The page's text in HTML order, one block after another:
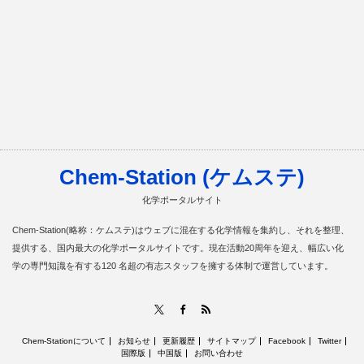
Chem-Station (ケムステ)
化学ポータルサイト
Chem-Station(略称：ケムステ)はウェブに混在する化学情報を集約し、それを整理、
提供する、国内最大の化学ポータルサイトです。現在活動20周年を迎え、幅広い化
学の専門知識を有する120 名超の有志スタッフを擁する体制で運営しています。
Facebook
Chem-Stationについて お知らせ 更新履歴 サイトマップ Facebook
Twitter
国際版
中国版 お問い合わせ